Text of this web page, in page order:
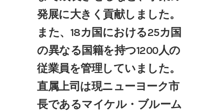
発展に大きく貢献しました。
また、18カ国における25カ国
の異なる国籍を持つ1200人の
従業員を管理していました。
直属上司は現ニューヨーク市
長であるマイケル・ブルーム